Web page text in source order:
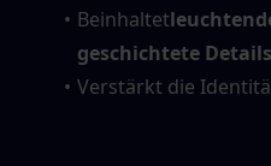
Beinhaltet
geschichtete Details
Verstärkt die